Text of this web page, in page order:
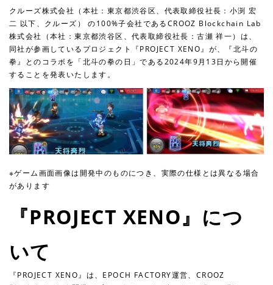
クルーズ株式会社（本社：東京都渋谷区、代表取締役社長：小渕 宏
二 以下、クルーズ） の100%子会社であるCROOZ Blockchain Lab
株式会社（本社：東京都渋谷区、代表取締役社長：古瀬 祥一）は、
同社が参画しているプロジェクト『PROJECT XENO』が、『北斗の
拳』とのコラボを「北斗の拳の日」である2024年9月13日から開催
することを発表いたします。
※ゲーム画面画像は開発中のものにつき、実際の仕様とは異なる場合
があります
『PROJECT XENO』につ
いて
『PROJECT XENO』は、EPOCH FACTORY運営、CROOZ